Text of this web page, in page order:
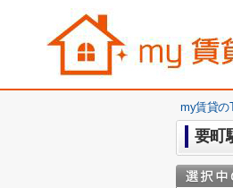
my賃貸の
要町